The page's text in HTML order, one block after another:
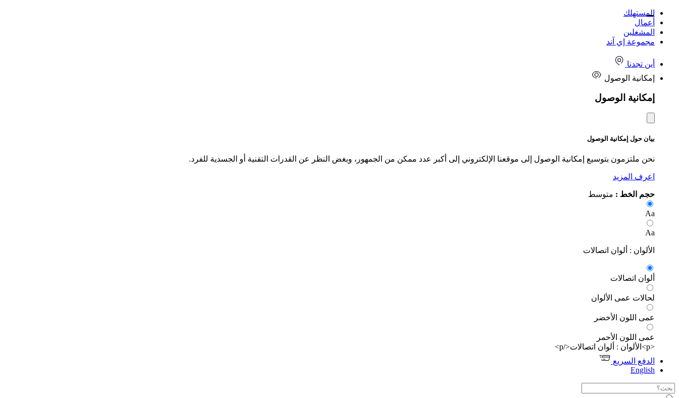
المستهلك
أعمال
المشغلين
مجموعة إي آند
أين تجدنا
إمكانية الوصول
إمكانية الوصول
بيان حول إمكانية الوصول
نحن ملتزمون بتوسيع إمكانية الوصول إلى موقعنا الإلكتروني إلى أكبر عدد ممكن من الجمهور، وبغض النظر عن القدرات التقنية أو الجسدية للفرد.
اعرف المزيد
حجم الخط : متوسط
Aa
Aa
الألوان : ألوان اتصالات
ألوان اتصالات
لحالات عمى الألوان
عمى اللون الأخضر
عمى اللون الأحمر
<p>الألوان : ألوان اتصالات</p>
الدفع السريع
English